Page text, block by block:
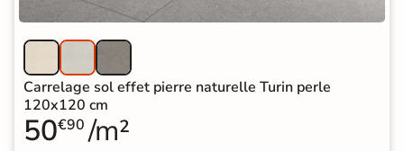
Carrelage sol effet pierre naturelle Turin perle
120x120 cm
50€90 /m²